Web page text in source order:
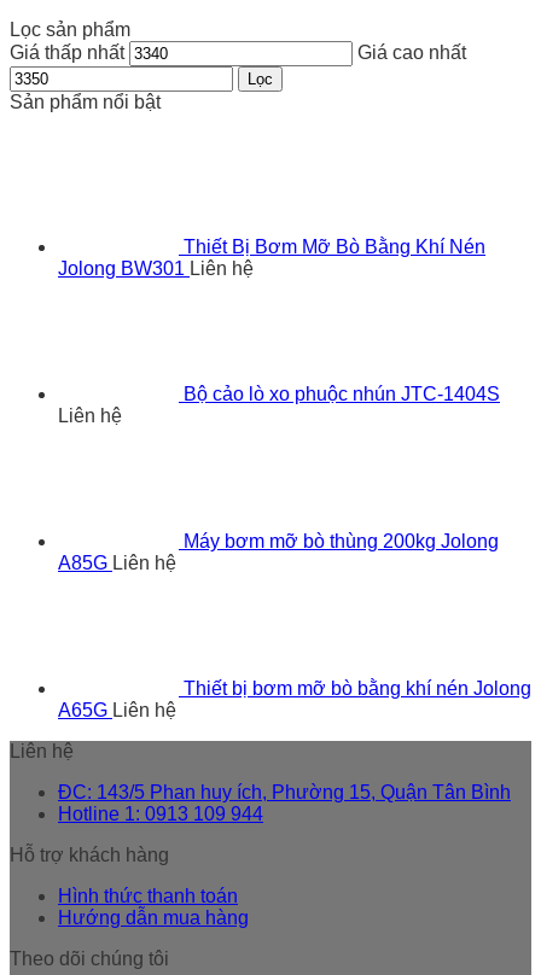
Lọc sản phẩm
Giá thấp nhất
Giá cao nhất
Lọc
Sản phẩm nổi bật
Thiết Bị Bơm Mỡ Bò Bằng Khí Nén
Jolong BW301 Liên hệ
Bộ cảo lò xo phuộc nhún JTC-1404S
Liên hệ
Máy bơm mỡ bò thùng 200kg Jolong
A85G Liên hệ
Thiết bị bơm mỡ bò bằng khí nén Jolong
A65G Liên hệ
Liên hệ
ĐC: 143/5 Phan huy ích, Phường 15, Quận Tân Bình
Hotline 1: 0913 109 944
Hỗ trợ khách hàng
Hình thức thanh toán
Hướng dẫn mua hàng
Theo dõi chúng tôi